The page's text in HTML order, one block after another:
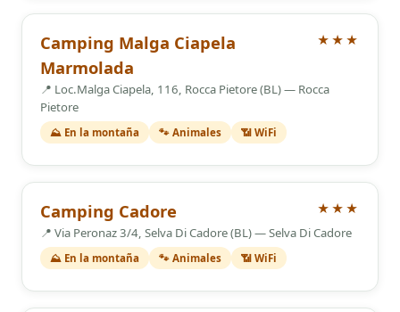
Camping Malga Ciapela
Marmolada
★★★
3 Estrellas
📍 Loc.Malga Ciapela, 116, Rocca Pietore (BL) — Rocca
Pietore
⛰️ En la montaña 🐾 Animales 📶 WiFi
Camping Cadore ★★★
3 Estrellas
📍 Via Peronaz 3/4, Selva Di Cadore (BL) — Selva Di Cadore
⛰️ En la montaña 🐾 Animales 📶 WiFi